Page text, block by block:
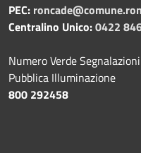
PEC:
Centralino Unico:0422
Numero Verde Segnalazioni
Pubblica Illuminazione
800 292458